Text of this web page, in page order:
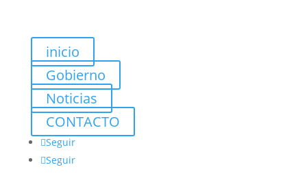
inicio
Gobierno
Noticias
CONTACTO
Seguir
Seguir